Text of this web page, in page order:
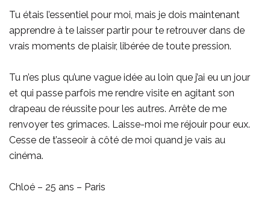
Tu étais l’essentiel pour moi, mais je dois maintenant
apprendre à te laisser partir pour te retrouver dans de
vrais moments de plaisir, libérée de toute pression.
Tu n’es plus qu’une vague idée au loin que j’ai eu un jour
et qui passe parfois me rendre visite en agitant son
drapeau de réussite pour les autres. Arrête de me
renvoyer tes grimaces. Laisse-moi me réjouir pour eux.
Cesse de t’asseoir à côté de moi quand je vais au
cinéma.
Chloé – 25 ans – Paris